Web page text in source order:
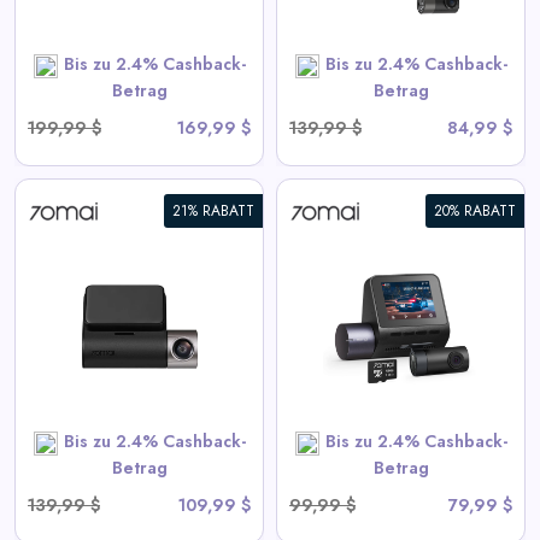
Bis zu 2.4% Cashback-
Betrag
199,99 $
169,99 $
Bis zu 2.4% Cashback-
Betrag
139,99 $
84,99 $
SHOP NOW
21% RABATT
Bis zu 2.4% Cashback-
Betrag
139,99 $
109,99 $
20% RABATT
Bis zu 2.4% Cashback-
Betrag
99,99 $
79,99 $
HDR Dual mit GPS,
Notaufzeichnung, G-Sensor,
App-Steuerung und
kompaktem Design
View All 70mai Deals
SHOP NOW